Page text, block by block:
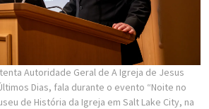
Autoridade Geral de A Igreja de Jesus
Dias, fala durante o evento “Noite no
de História da Igreja em Salt Lake City, na